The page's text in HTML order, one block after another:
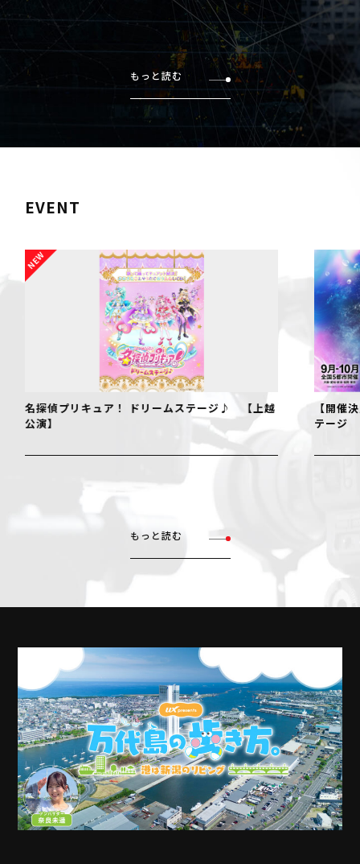
もっと読む
EVENT
名探偵プリキュア！ ドリームステージ♪ 【上越
公演】
【開催
テージ
もっと読む